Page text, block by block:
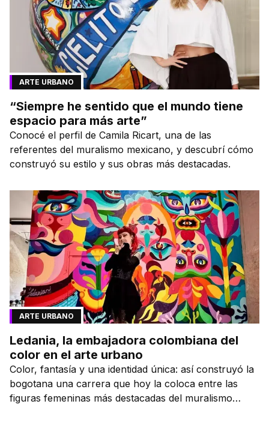
ARTE URBANO
“Siempre he sentido que el mundo tiene
espacio para más arte”
Conocé el perfil de Camila Ricart, una de las
referentes del muralismo mexicano, y descubrí cómo
construyó su estilo y sus obras más destacadas.
ARTE URBANO
Ledania, la embajadora colombiana del
color en el arte urbano
Color, fantasía y una identidad única: así construyó la
bogotana una carrera que hoy la coloca entre las
figuras femeninas más destacadas del muralismo